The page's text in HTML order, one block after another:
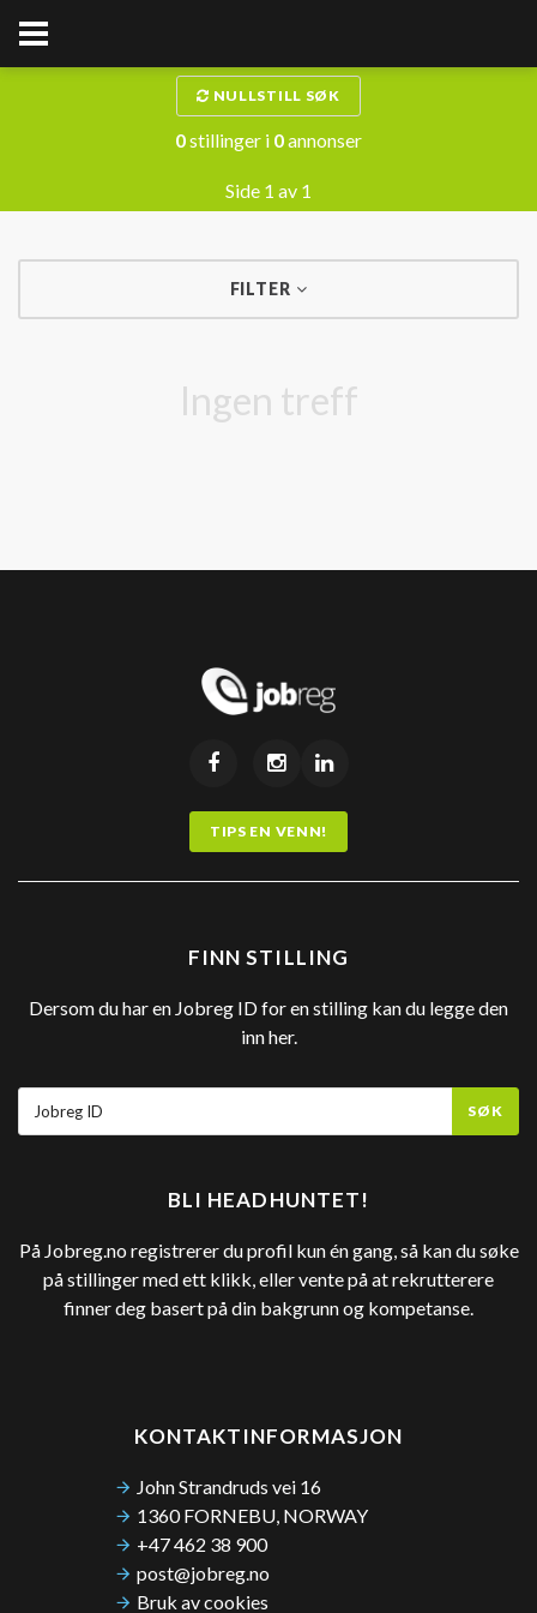
NULLSTILL SØK
0stillinger i 0annonser
Side 1 av 1
FILTER
Ingen treff
TIPS EN VENN!
FINN STILLING
Dersom du har en Jobreg ID for en stilling kan du legge den
inn her.
SØK
BLI HEADHUNTET!
På Jobreg.no registrerer du profil kun én gang, så kan du søke
på stillinger med ett klikk, eller vente på at rekrutterere
finner deg basert på din bakgrunn og kompetanse.
KONTAKTINFORMASJON
John Strandruds vei 16
1360 FORNEBU, NORWAY
+47 462 38 900
post@jobreg.no
Bruk av cookies